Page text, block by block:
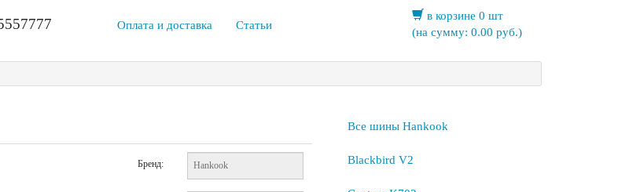
Оплата и доставка Статьи
в корзине 0 шт
(на сумму: 0.00 руб.)
Бренд:
Все шины Hankook
Blackbird V2